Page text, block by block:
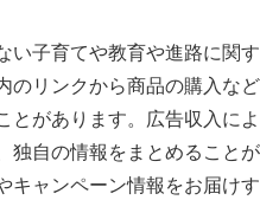
い子育てや教育や進路に関す
のリンクから商品の購入など
とがあります。広告収入によ
独自の情報をまとめることが
キャンペーン情報をお届けす